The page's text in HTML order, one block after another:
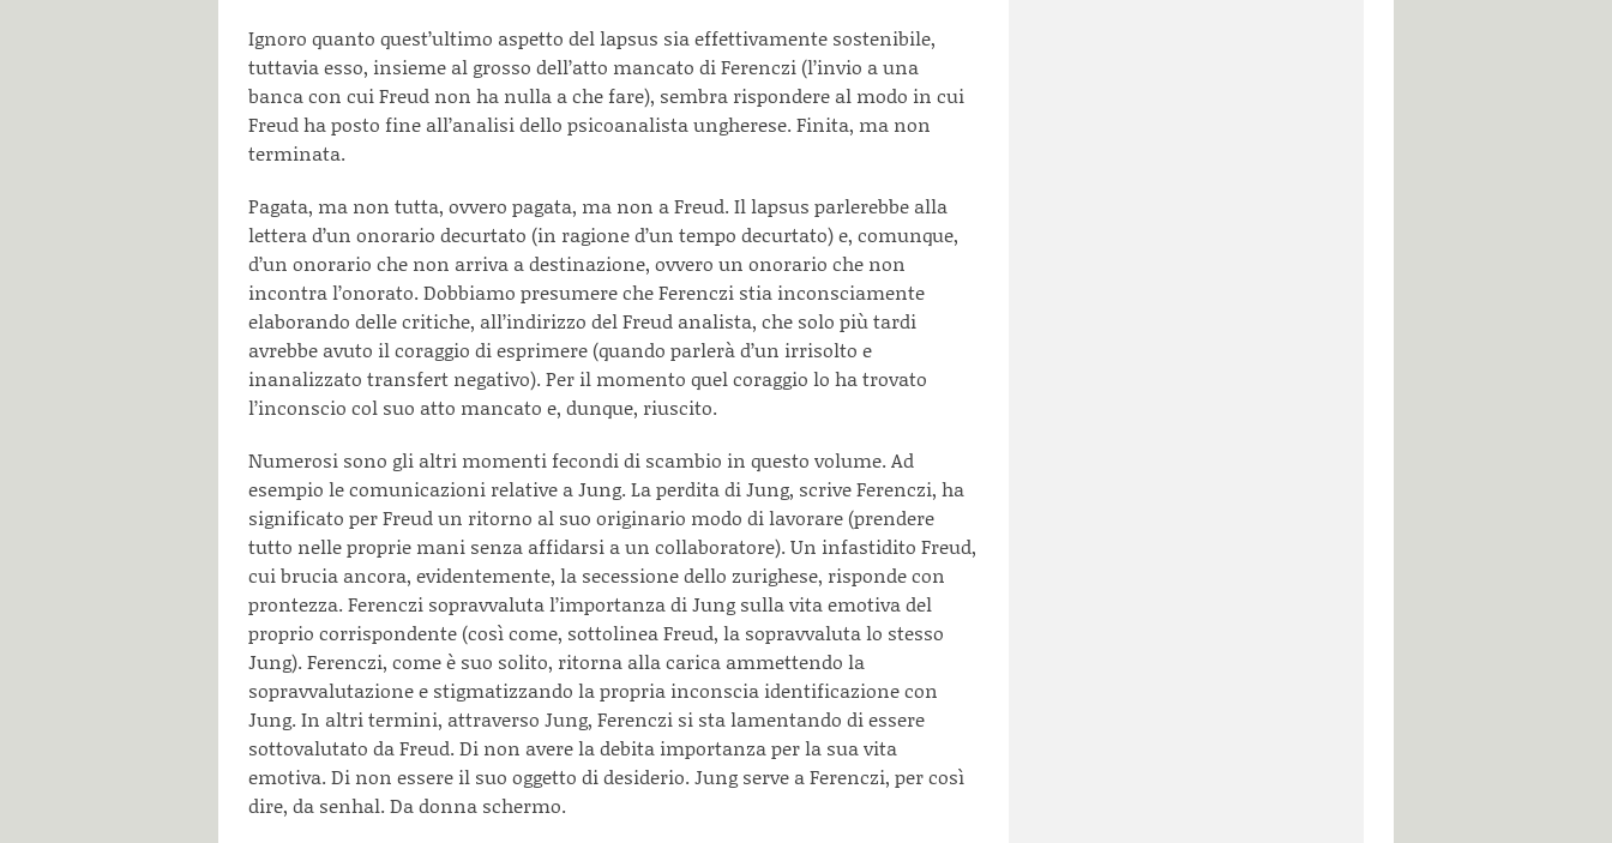
Ignoro quanto quest’ultimo aspetto del lapsus sia effettivamente sostenibile,
tuttavia esso, insieme al grosso dell’atto mancato di Ferenczi (l’invio a una
banca con cui Freud non ha nulla a che fare), sembra rispondere al modo in cui
Freud ha posto fine all’analisi dello psicoanalista ungherese. Finita, ma non
terminata.
Pagata, ma non tutta, ovvero pagata, ma non a Freud. Il lapsus parlerebbe alla
lettera d’un onorario decurtato (in ragione d’un tempo decurtato) e, comunque,
d’un onorario che non arriva a destinazione, ovvero un onorario che non
incontra l’onorato. Dobbiamo presumere che Ferenczi stia inconsciamente
elaborando delle critiche, all’indirizzo del Freud analista, che solo più tardi
avrebbe avuto il coraggio di esprimere (quando parlerà d’un irrisolto e
inanalizzato transfert negativo). Per il momento quel coraggio lo ha trovato
l’inconscio col suo atto mancato e, dunque, riuscito.
Numerosi sono gli altri momenti fecondi di scambio in questo volume. Ad
esempio le comunicazioni relative a Jung. La perdita di Jung, scrive Ferenczi, ha
significato per Freud un ritorno al suo originario modo di lavorare (prendere
tutto nelle proprie mani senza affidarsi a un collaboratore). Un infastidito Freud,
cui brucia ancora, evidentemente, la secessione dello zurighese, risponde con
prontezza. Ferenczi sopravvaluta l’importanza di Jung sulla vita emotiva del
proprio corrispondente (così come, sottolinea Freud, la sopravvaluta lo stesso
Jung). Ferenczi, come è suo solito, ritorna alla carica ammettendo la
sopravvalutazione e stigmatizzando la propria inconscia identificazione con
Jung. In altri termini, attraverso Jung, Ferenczi si sta lamentando di essere
sottovalutato da Freud. Di non avere la debita importanza per la sua vita
emotiva. Di non essere il suo oggetto di desiderio. Jung serve a Ferenczi, per così
dire, da senhal. Da donna schermo.